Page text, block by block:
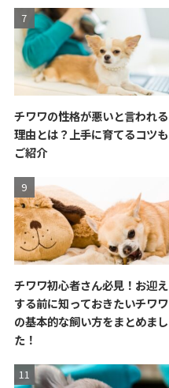
チワワの性格が悪いと言われる
理由とは？上手に育てるコツも
ご紹介
チワワ初心者さん必見！お迎え
する前に知っておきたいチワワ
の基本的な飼い方をまとめまし
た！